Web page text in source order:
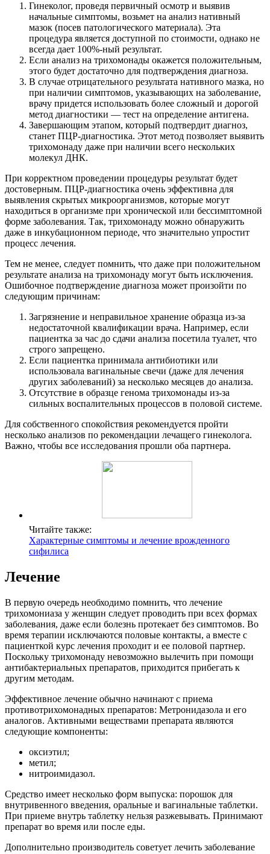
Гинеколог, проведя первичный осмотр и выявив
начальные симптомы, возьмет на анализ нативный
мазок (посев патологического материала). Эта
процедура является доступной по стоимости, однако не
всегда дает 100%-ный результат.
Если анализ на трихомонады окажется положительным,
этого будет достаточно для подтверждения диагноза.
В случае отрицательного результата нативного мазка, но
при наличии симптомов, указывающих на заболевание,
врачу придется использовать более сложный и дорогой
метод диагностики — тест на определение антигена.
Завершающим этапом, который подтвердит диагноз,
станет ПЦР-диагностика. Этот метод позволяет выявить
трихомонаду даже при наличии всего нескольких
молекул ДНК.
При корректном проведении процедуры результат будет
достоверным. ПЦР-диагностика очень эффективна для
выявления скрытых микроорганизмов, которые могут
находиться в организме при хронической или бессимптомной
форме заболевания. Так, трихомонаду можно обнаружить
даже в инкубационном периоде, что значительно упростит
процесс лечения.
Тем не менее, следует помнить, что даже при положительном
результате анализа на трихомонаду могут быть исключения.
Ошибочное подтверждение диагноза может произойти по
следующим причинам:
Загрязнение и неправильное хранение образца из-за
недостаточной квалификации врача. Например, если
пациентка за час до сдачи анализа посетила туалет, что
строго запрещено.
Если пациентка принимала антибиотики или
использовала вагинальные свечи (даже для лечения
других заболеваний) за несколько месяцев до анализа.
Отсутствие в образце генома трихомонады из-за
сильных воспалительных процессов в половой системе.
Для собственного спокойствия рекомендуется пройти
несколько анализов по рекомендации лечащего гинеколога.
Важно, чтобы все исследования прошли оба партнера.
Читайте также:
Характерные симптомы и лечение врожденного
сифилиса
Лечение
В первую очередь необходимо помнить, что лечение
трихомониаза у женщин следует проводить при всех формах
заболевания, даже если болезнь протекает без симптомов. Во
время терапии исключаются половые контакты, а вместе с
пациенткой курс лечения проходит и ее половой партнер.
Поскольку трихомонаду невозможно вылечить при помощи
антибактериальных препаратов, приходится прибегать к
другим методам.
Эффективное лечение обычно начинают с приема
противотрихомонадных препаратов: Метронидазола и его
аналогов. Активными веществами препарата являются
следующие компоненты:
оксиэтил;
метил;
нитроимидазол.
Средство имеет несколько форм выпуска: порошок для
внутривенного введения, оральные и вагинальные таблетки.
При приеме внутрь таблетку нельзя разжевывать. Принимают
препарат во время или после еды.
Дополнительно производитель советует лечить заболевание